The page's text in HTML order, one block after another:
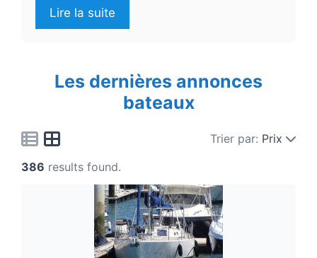
Lire la suite
Les dernières annonces
bateaux
Trier par: Prix
386 results found.